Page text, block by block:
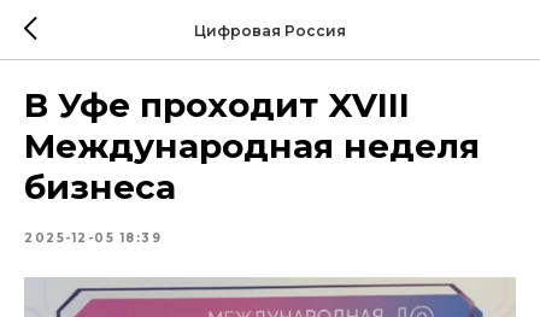
Цифровая Россия
В Уфе проходит XVIII
Международная неделя
бизнеса
2025-12-05 18:39